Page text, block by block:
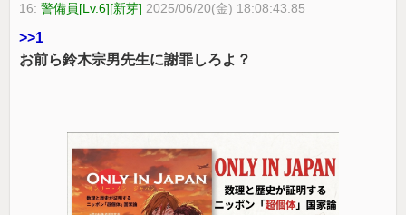
16:警備員[Lv.6][新芽] 2025/06/20(金) 18:08:43.85
>>1
お前ら鈴木宗男先生に謝罪しろよ？